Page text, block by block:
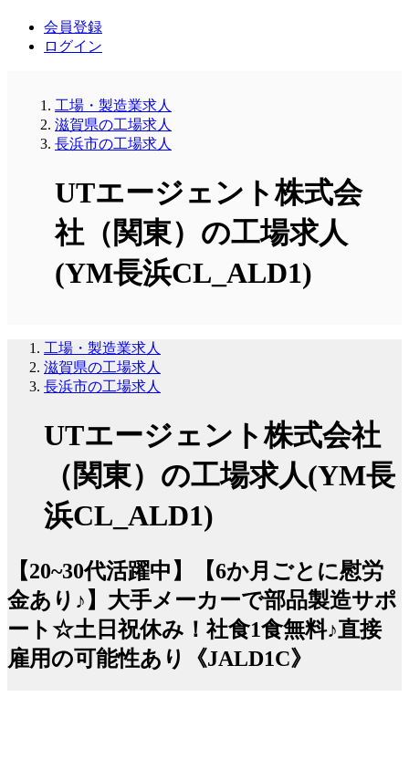
会員登録
ログイン
工場・製造業求人
滋賀県の工場求人
長浜市の工場求人
UTエージェント株式会
社（関東）の工場求人
(YM長浜CL_ALD1)
工場・製造業求人
滋賀県の工場求人
長浜市の工場求人
UTエージェント株式会社
（関東）の工場求人(YM長
浜CL_ALD1)
【20~30代活躍中】【6か月ごとに慰労
金あり♪】大手メーカーで部品製造サポ
ート☆土日祝休み！社食1食無料♪直接
雇用の可能性あり《JALD1C》